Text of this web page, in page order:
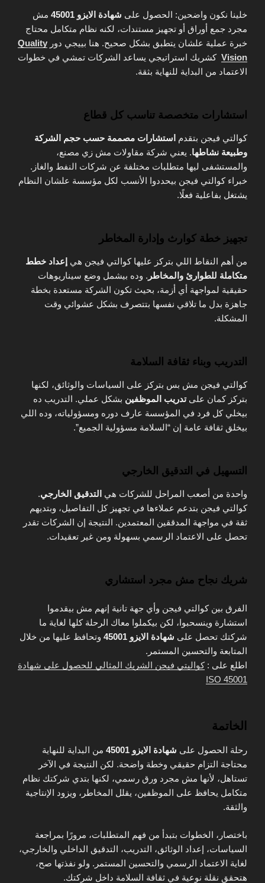
خلينا نكون واضحين: الحصول على شهادة الايزو 45001
مش
مجرد جمع أوراق أو تجهيز مستندات، لكنه نظام متكامل محتاج
خبرة عملية علشان يتطبق بشكل صحيح. هنا بييجي دور Quality
Vision كشريك استراتيجي يساعد الشركات تمشي في خطوات
الاعتماد من البداية للنهاية بثقة.
استشارات متخصصة تناسب كل قطاع
كوالتي فيجن بتقدم استشارات مصممة حسب حجم الشركة
وطبيعة نشاطها. يعني شركة مقاولات مش زي مصنع،
والمستشفى ليها متطلبات مختلفة عن شركات النفط والغاز.
خبراء كوالتي فيجن بيحددوا الأنسب لكل مؤسسة علشان النظام
يشتغل بفاعلية فعلًا.
تجهيز خطة كوارث وإدارة المخاطر
من أهم النقاط اللي بتركز عليها كوالتي فيجن هي إعداد خطط
متكاملة للطوارئ والمخاطر . وده بيشمل وضع سيناريوهات
حقيقية لمواجهة أي أزمة، بحيث تكون الشركة مستعدة بخطة
جاهزة بدل ما تلاقي نفسها بتتصرف بشكل عشوائي وقت
المشكلة.
التدريب وبناء ثقافة السلامة
كوالتي فيجن مش بس بتركز على السياسات والوثائق، لكنها
بتركز كمان علىتدريب الموظفين بشكل عملي. التدريب ده
بيخلي كل فرد في المؤسسة عارف دوره ومسؤولياته، وده اللي
بيخلق ثقافة عامة إن “السلامة مسؤولية الجميع”.
التسهيل في التدقيق الخارجي
واحدة من أصعب المراحل للشركات هي التدقيق الخارجي.
كوالتي فيجن بتدعم عملاءها في تجهيز كل التفاصيل، وبتديهم
ثقة في مواجهة المدققين المعتمدين. النتيجة إن الشركات تقدر
تحصل على الاعتماد الرسمي بسهولة ومن غير تعقيدات.
شريك نجاح مش مجرد استشاري
الفرق بين كوالتي فيجن وأي جهة تانية إنهم مش بيقدموا
استشارة وينسحبوا، لكن بيكملوا معاك الرحلة كلها لغاية ما
شركتك تحصل على شهادة الايزو 45001
وتحافظ عليها من خلال
المتابعة والتحسين المستمر.
اطلع على :كواليتي فيجن الشريك المثالي للحصول على شهادة
ISO 45001
الخاتمة
رحلة الحصول على شهادة الايزو 45001
من البداية للنهاية
محتاجة التزام حقيقي وخطة واضحة. لكن النتيجة في الآخر
تستاهل، لأنها مش مجرد ورق رسمي، لكنها بتدي شركتك نظام
متكامل يحافظ على الموظفين، يقلل المخاطر، ويزود الإنتاجية
والثقة.
باختصار، الخطوات بتبدأ من فهم المتطلبات، مرورًا بمراجعة
السياسات، إعداد الوثائق، التدريب، التدقيق الداخلي والخارجي،
لغاية الاعتماد الرسمي والتحسين المستمر. ولو نفذتها صح،
هتحقق نقلة نوعية في ثقافة السلامة داخل شركتك.